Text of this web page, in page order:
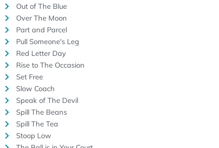
Out of The Blue
Over The Moon
Part and Parcel
Pull Someone's Leg
Red Letter Day
Rise to The Occasion
Set Free
Slow Coach
Speak of The Devil
Spill The Beans
Spill The Tea
Stoop Low